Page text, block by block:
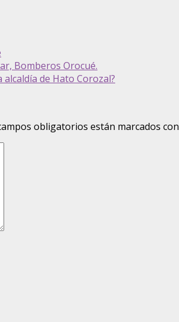
Bomberos Orocué.
de Hato Corozal?
obligatorios están marcados con